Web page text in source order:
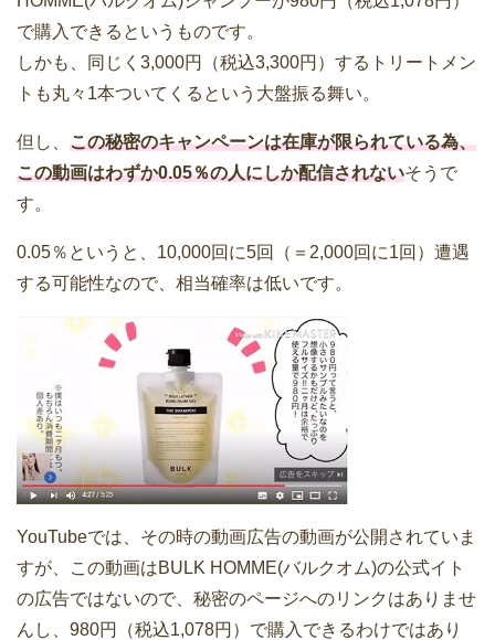
で購入できるというものです。
しかも、同じく3,000円（税込3,300円）するトリートメン
トも丸々1本ついてくるという大盤振る舞い。
但し、 この秘密のキャンペーンは在庫が限られている為、
この動画はわずか0.05％の人にしか配信されないそうで
す。
0.05％というと、10,000回に5回（＝2,000回に1回）遭遇
する可能性なので、相当確率は低いです。
YouTubeでは、その時の動画広告の動画が公開されていま
すが、この動画はBULK HOMME(バルクオム)の公式イト
の広告ではないので、秘密のページへのリンクはありませ
んし、980円（税込1,078円）で購入できるわけではあり